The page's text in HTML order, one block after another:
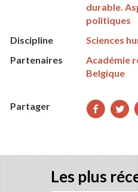
durable.
politiques
Discipline
Sciences
Partenaires
Académie
Belgique
Partager
Les plus